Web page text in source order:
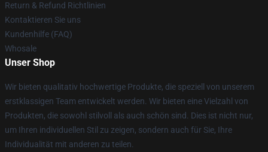
Return & Refund Richtlinien
Kontaktieren Sie uns
Kundenhilfe (FAQ)
Whosale
Unser Shop
Wir bieten qualitativ hochwertige Produkte, die speziell von unserem
erstklassigen Team entwickelt werden. Wir bieten eine Vielzahl von
Produkten, die sowohl stilvoll als auch schön sind. Dies ist nicht nur,
um Ihren individuellen Stil zu zeigen, sondern auch für Sie, Ihre
Individualität mit anderen zu teilen.